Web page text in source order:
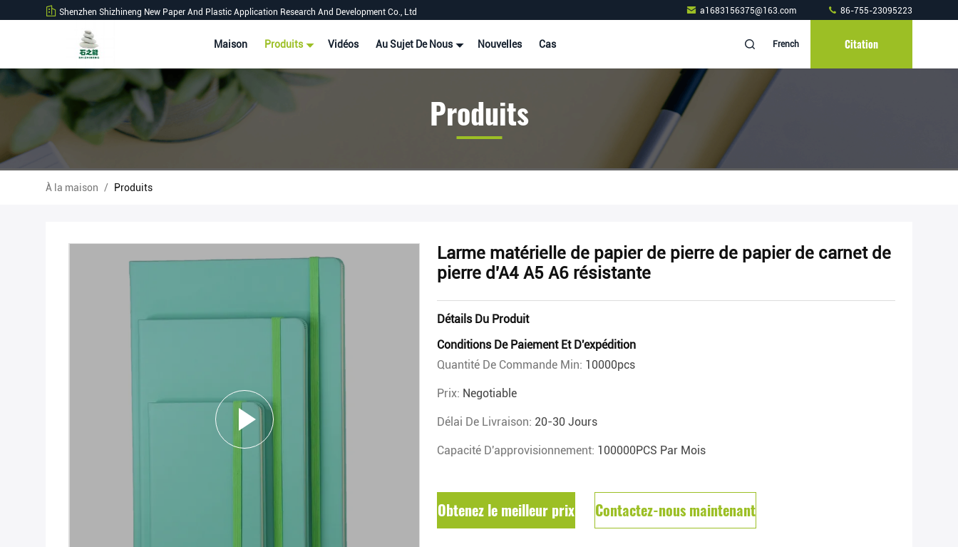
Shenzhen Shizhineng New Paper And Plastic Application Research And Development Co., Ltd a1683156375@163.com 86-755-23095223
Maison Produits Vidéos Au Sujet De Nous Nouvelles Cas French Citation
Produits
À la maison / Produits
Larme matérielle de papier de pierre de papier de carnet de
pierre d'A4 A5 A6 résistante
Détails Du Produit
Conditions De Paiement Et D'expédition
Quantité De Commande Min: 10000pcs
Prix: Negotiable
Délai De Livraison: 20-30 Jours
Capacité D'approvisionnement: 100000PCS Par Mois
Obtenez le meilleur prix Contactez-nous maintenant